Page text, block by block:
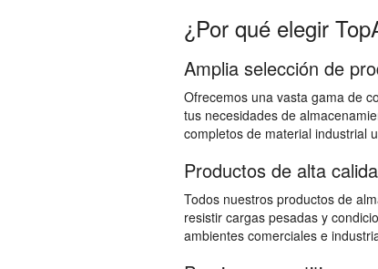
¿Por qué elegir
Amplia selección de
Ofrecemos una vasta gama de
tus necesidades de
completos de material industrial
Productos de alta
Todos nuestros productos de
resistir cargas pesadas y
ambientes comerciales e